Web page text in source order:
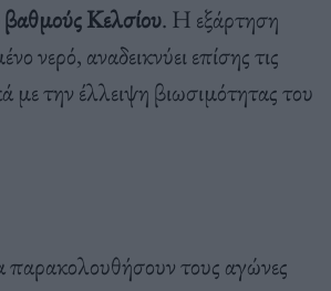
Κελσίου. Η εξάρτηση
νερό, αναδεικνύει επίσης τις
με την έλλειψη βιωσιμότητας του
παρακολουθήσουν τους αγώνες